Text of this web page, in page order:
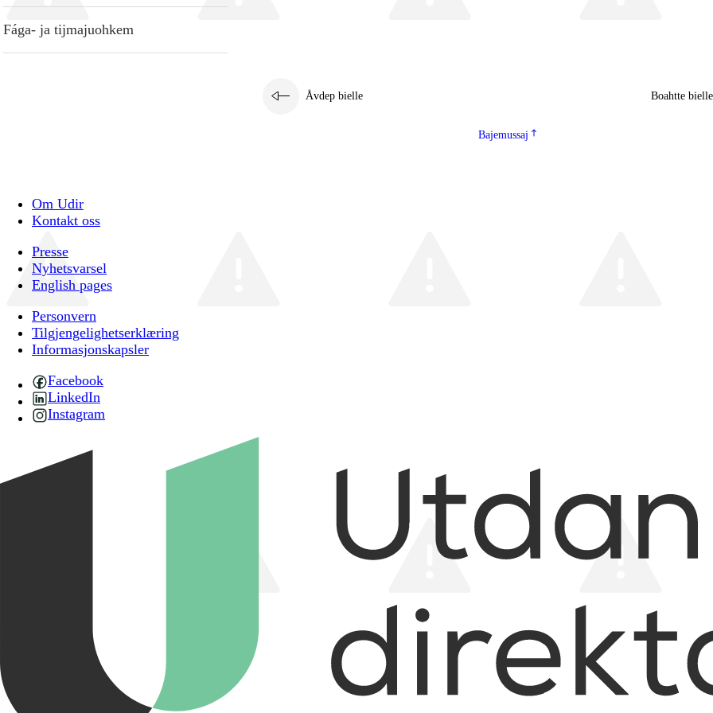
Fága- ja tijmajuohkem
Åvdep bielle Boahtte bielle
Bajemussaj
Om Udir
Kontakt oss
Presse
Nyhetsvarsel
English pages
Personvern
Tilgjengelighetserklæring
Informasjonskapsler
Facebook
LinkedIn
Instagram